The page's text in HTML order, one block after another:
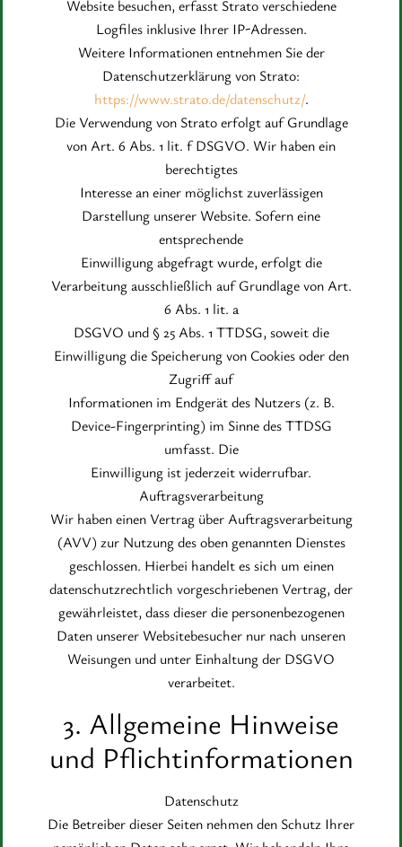
Website besuchen, erfasst Strato verschiedene
Logfiles inklusive Ihrer IP-Adressen.
Weitere Informationen entnehmen Sie der
Datenschutzerklärung von Strato:
https://www.strato.de/datenschutz/.
Die Verwendung von Strato erfolgt auf Grundlage
von Art. 6 Abs. 1 lit. f DSGVO. Wir haben ein
berechtigtes
Interesse an einer möglichst zuverlässigen
Darstellung unserer Website. Sofern eine
entsprechende
Einwilligung abgefragt wurde, erfolgt die
Verarbeitung ausschließlich auf Grundlage von Art.
6 Abs. 1 lit. a
DSGVO und § 25 Abs. 1 TTDSG, soweit die
Einwilligung die Speicherung von Cookies oder den
Zugriff auf
Informationen im Endgerät des Nutzers (z. B.
Device-Fingerprinting) im Sinne des TTDSG
umfasst. Die
Einwilligung ist jederzeit widerrufbar.
Auftragsverarbeitung
Wir haben einen Vertrag über Auftragsverarbeitung
(AVV) zur Nutzung des oben genannten Dienstes
geschlossen. Hierbei handelt es sich um einen
datenschutzrechtlich vorgeschriebenen Vertrag, der
gewährleistet, dass dieser die personenbezogenen
Daten unserer Websitebesucher nur nach unseren
Weisungen und unter Einhaltung der DSGVO
verarbeitet.
3. Allgemeine Hinweise
und Pflichtinformationen
Datenschutz
Die Betreiber dieser Seiten nehmen den Schutz Ihrer